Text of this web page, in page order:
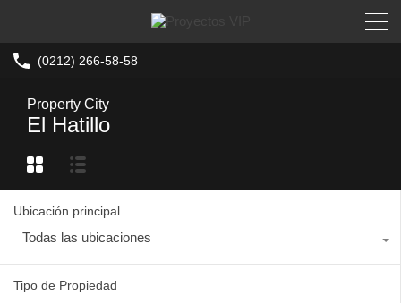
(0212) 266-58-58
Property City
El Hatillo
Ubicación principal
Todas las ubicaciones
Tipo de Propiedad